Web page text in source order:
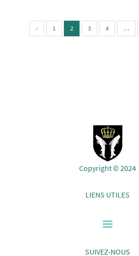
‹ 1 2 3 4 …
Copyright © 2024
LIENS UTILES
SUIVEZ-NOUS